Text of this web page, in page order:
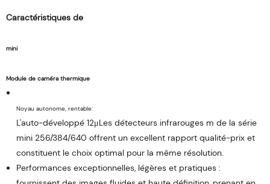
L'auto-développé 12μLes détecteurs infrarouges m de la série
mini 256/384/640 offrent un excellent rapport qualité-prix et
constituent le choix optimal pour la même résolution.
Performances exceptionnelles, légères et pratiques :